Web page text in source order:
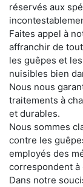
réservés aux
Faites appel à
affranchir de
les guêpes et
nuisibles bien
Nous nous
traitements à
et durables.
Nous sommes
contre les
employés des
correspondent à
Dans notre